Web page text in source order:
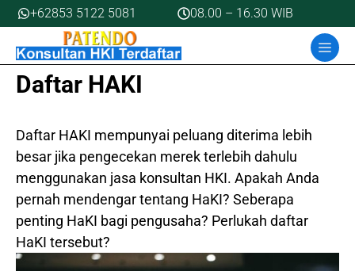
Skip
to
content
+62853 5122 5081 08.00 – 16.30 WIB
Daftar HAKI
Daftar HAKI mempunyai peluang diterima lebih
besar jika pengecekan merek terlebih dahulu
menggunakan jasa konsultan HKI. Apakah Anda
pernah mendengar tentang HaKI? Seberapa
penting HaKI bagi pengusaha? Perlukah daftar
HaKI tersebut?